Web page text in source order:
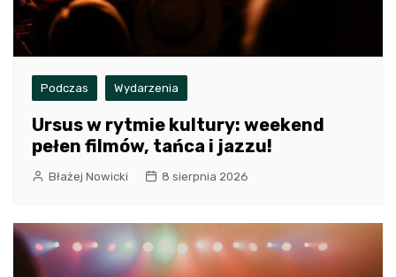
Podczas Wydarzenia
Ursus w rytmie kultury: weekend
pełen filmów, tańca i jazzu!
Błażej Nowicki 8 sierpnia 2026